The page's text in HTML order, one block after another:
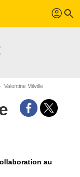
profil search
Valentine Milville
au